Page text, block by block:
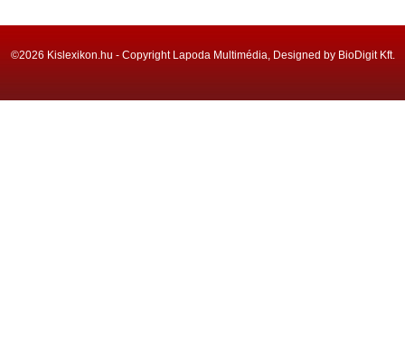
©2026 Kislexikon.hu - Copyright Lapoda Multimédia, Designed by BioDigit Kft.